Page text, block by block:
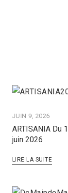
JUIN 9, 2026
ARTISANIA Du
juin 2026
LIRE LA SUITE